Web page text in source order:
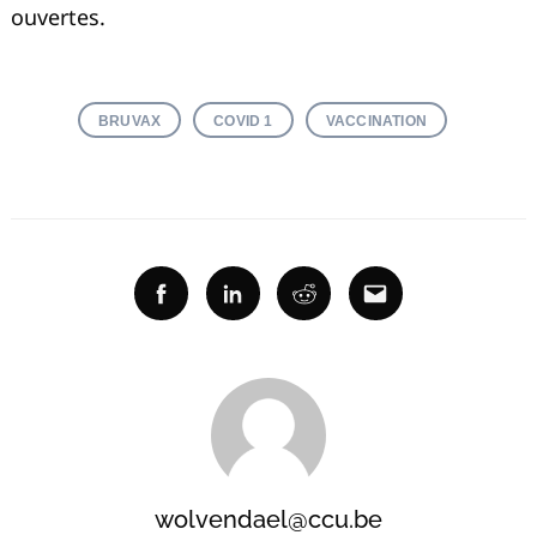
ouvertes.
BRUVAX COVID 1 VACCINATION
FacebookLinkedinRedditEmail
wolvendael@ccu.be